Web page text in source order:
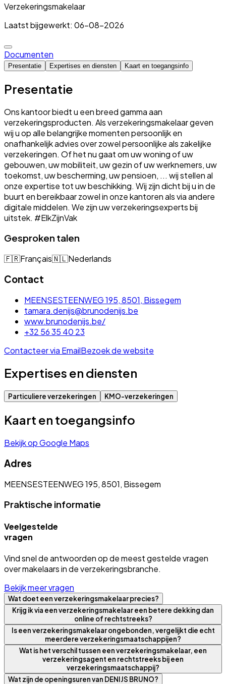
Verzekeringsmakelaar
Laatst bijgewerkt: 06-08-2026
Documenten
Presentatie Expertises en diensten Kaart en toegangsinfo
Presentatie
Ons kantoor biedt u een breed gamma aan
verzekeringsproducten. Als verzekeringsmakelaar geven
wij u op alle belangrijke momenten persoonlijk en
onafhankelijk advies over zowel persoonlijke als zakelijke
verzekeringen. Of het nu gaat om uw woning of uw
gebouwen, uw mobiliteit, uw gezin of uw werknemers, uw
toekomst, uw bescherming, uw pensioen, ... wij stellen al
onze expertise tot uw beschikking. Wij zijn dicht bij u in de
buurt en bereikbaar zowel in onze kantoren als via andere
digitale middelen. We zijn uw verzekeringsexperts bij
uitstek. #ElkZijnVak
Gesproken talen
🇫🇷Français🇳🇱Nederlands
Contact
MEENSESTEENWEG 195, 8501, Bissegem
tamara.denijs@brunodenijs.be
www.brunodenijs.be/
+32 56 35 40 23
Contacteer via EmailBezoek de website
Expertises en diensten
Particuliere verzekeringen KMO-verzekeringen
Kaart en toegangsinfo
Bekijk op Google Maps
Adres
MEENSESTEENWEG 195, 8501, Bissegem
Praktische informatie
Veelgestelde
vragen
Vind snel de antwoorden op de meest gestelde vragen
over makelaars in de verzekeringsbranche.
Bekijk meer vragen
Wat doet een verzekeringsmakelaar precies?
Krijg ik via een verzekeringsmakelaar een betere dekking dan
online of rechtstreeks?
Is een verzekeringsmakelaar ongebonden, vergelijkt die echt
meerdere verzekeringsmaatschappijen?
Wat is het verschil tussen een verzekeringsmakelaar, een
verzekeringsagent en rechtstreeks bij een
verzekeringsmaatschappij?
Wat zijn de openingsuren van DENIJS BRUNO?